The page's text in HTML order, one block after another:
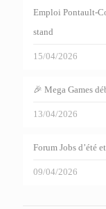
Emploi Pontault-
stand
15/04/2026
🎉 Mega Games
13/04/2026
Forum Jobs d’été
09/04/2026